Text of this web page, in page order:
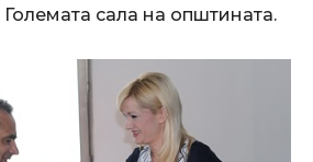
сала на општината.